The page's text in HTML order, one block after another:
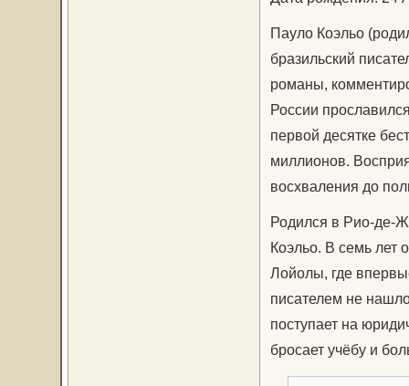
Пауло Коэльо
бразильский
романы,
России
первой десятке
миллионов.
восхваления до
Родился в Рио-де-
Коэльо. В семь лет
Лойолы, где
писателем не
поступает на
бросает учёбу и